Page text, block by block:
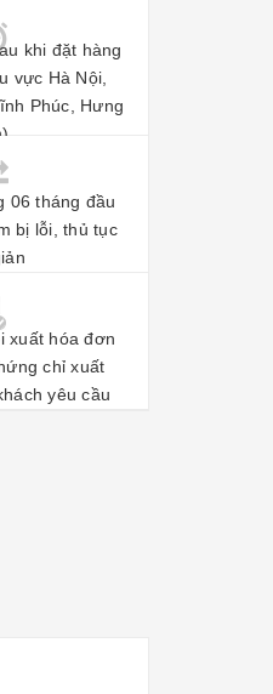
khi đặt hàng
vực Hà Nội,
Phúc, Hưng
06 tháng đầu
bị lỗi, thủ tục
xuất hóa đơn
chỉ xuất
yêu cầu